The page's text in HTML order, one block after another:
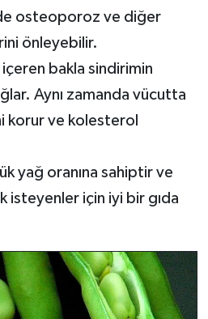
osteoporoz ve diğer
önleyebilir.
bakla sindirimin
Aynı zamanda vücutta
korur ve kolesterol
yağ oranına sahiptir ve
isteyenler için iyi bir gıda